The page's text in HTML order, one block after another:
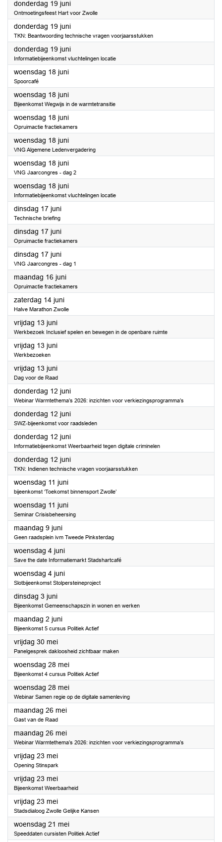
donderdag 19 juni2025
Ontmoetingsfeest Hart voor Zwolle
donderdag 19 juni2025
TKN: Beantwoording technische vragen voorjaarsstukken
donderdag 19 juni2025
Informatiebijeenkomst vluchtelingen locatie
woensdag 18 juni2025
Spoorcafé
woensdag 18 juni2025
Bijeenkomst Wegwijs in de warmtetransitie
woensdag 18 juni2025
Opruimactie fractiekamers
woensdag 18 juni2025
VNG Algemene Ledenvergadering
woensdag 18 juni2025
VNG Jaarcongres - dag 2
woensdag 18 juni2025
Informatiebijeenkomst vluchtelingen locatie
dinsdag 17 juni2025
Technische briefing
dinsdag 17 juni2025
Opruimactie fractiekamers
dinsdag 17 juni2025
VNG Jaarcongres - dag 1
maandag 16 juni2025
Opruimactie fractiekamers
zaterdag 14 juni2025
Halve Marathon Zwolle
vrijdag 13 juni2025
Werkbezoek Inclusief spelen en bewegen in de openbare ruimte
vrijdag 13 juni2025
Werkbezoeken
vrijdag 13 juni2025
Dag voor de Raad
donderdag 12 juni2025
Webinar Warmtethema’s 2026: inzichten voor verkiezingsprogramma’s
donderdag 12 juni2025
SWZ-bijeenkomst voor raadsleden
donderdag 12 juni2025
Informatiebijeenkomst Weerbaarheid tegen digitale criminelen
donderdag 12 juni2025
TKN: Indienen technische vragen voorjaarsstukken
woensdag 11 juni2025
bijeenkomst ‘Toekomst binnensport Zwolle’
woensdag 11 juni2025
Seminar Crisisbeheersing
maandag 9 juni2025
Geen raadsplein ivm Tweede Pinksterdag
woensdag 4 juni2025
Save the date Informatiemarkt Stadshartcafé
woensdag 4 juni2025
Slotbijeenkomst Stolpersteineproject
dinsdag 3 juni2025
Bijeenkomst Gemeenschapszin in wonen en werken
maandag 2 juni2025
Bijeenkomst 5 cursus Politiek Actief
vrijdag 30 mei2025
Panelgesprek dakloosheid zichtbaar maken
woensdag 28 mei2025
Bijeenkomst 4 cursus Politiek Actief
woensdag 28 mei2025
Webinar Samen regie op de digitale samenleving
maandag 26 mei2025
Gast van de Raad
maandag 26 mei2025
Webinar Warmtethema’s 2026: inzichten voor verkiezingsprogramma’s
vrijdag 23 mei2025
Opening Stinspark
vrijdag 23 mei2025
Bijeenkomst Weerbaarheid
vrijdag 23 mei2025
Stadsdialoog Zwolle Gelijke Kansen
woensdag 21 mei2025
Speeddaten cursisten Politiek Actief